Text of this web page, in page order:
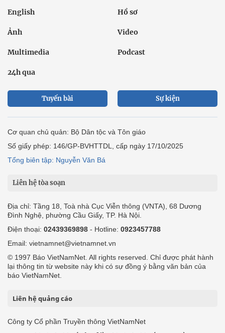
English Hồ sơ
Ảnh Video
Multimedia Podcast
24h qua
Tuyến bài Sự kiện
Cơ quan chủ quản: Bộ Dân tộc và Tôn giáo
Số giấy phép: 146/GP-BVHTTDL, cấp ngày 17/10/2025
Tổng biên tập: Nguyễn Văn Bá
Liên hệ tòa soạn
Địa chỉ: Tầng 18, Toà nhà Cục Viễn thông (VNTA), 68 Dương
Đình Nghệ, phường Cầu Giấy, TP. Hà Nội.
Điện thoại: 02439369898 - Hotline: 0923457788
Email: vietnamnet@vietnamnet.vn
© 1997 Báo VietNamNet. All rights reserved. Chỉ được phát hành
lại thông tin từ website này khi có sự đồng ý bằng văn bản của
báo VietNamNet.
Liên hệ quảng cáo
Công ty Cổ phần Truyền thông VietNamNet